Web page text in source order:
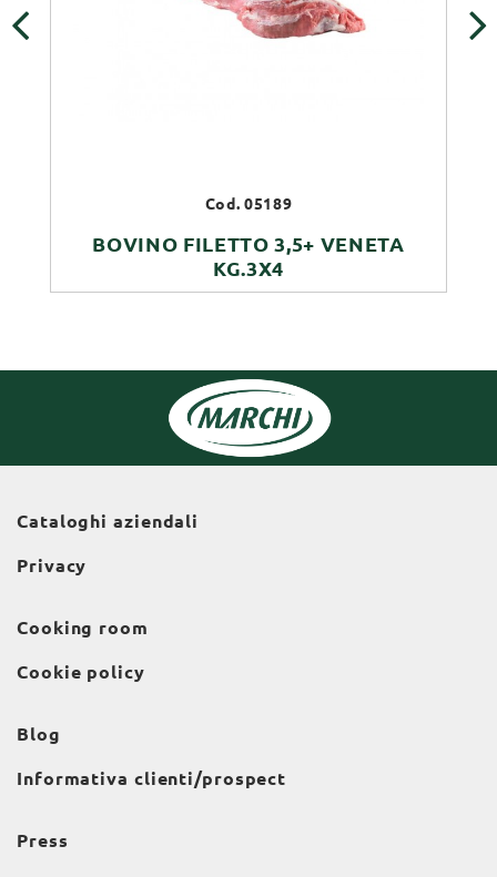
Cod. 05189
BOVINO FILETTO 3,5+ VENETA
KG.3X4
Cataloghi aziendali
Privacy
Cooking room
Cookie policy
Blog
Informativa clienti/prospect
Press